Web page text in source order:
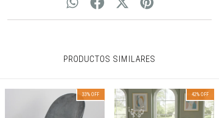
PRODUCTOS SIMILARES
33% OFF 42% OFF